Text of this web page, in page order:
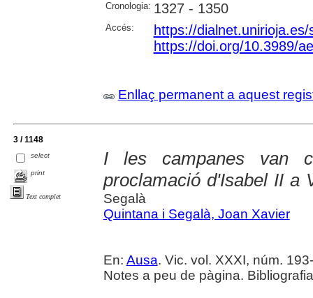
Cronologia: 1327 - 1350
Accés:
https://
https://doi.org/10.3989/
Enllaç permanent a aquest
3 / 1148
select
print
Text complet
I les campanes van
proclamació d'Isabel II a
Segalà
Quintana i Segalà, Joan Xavier
En: Ausa. Vic. vol. XXXI, núm.
Notes a peu de pàgina.